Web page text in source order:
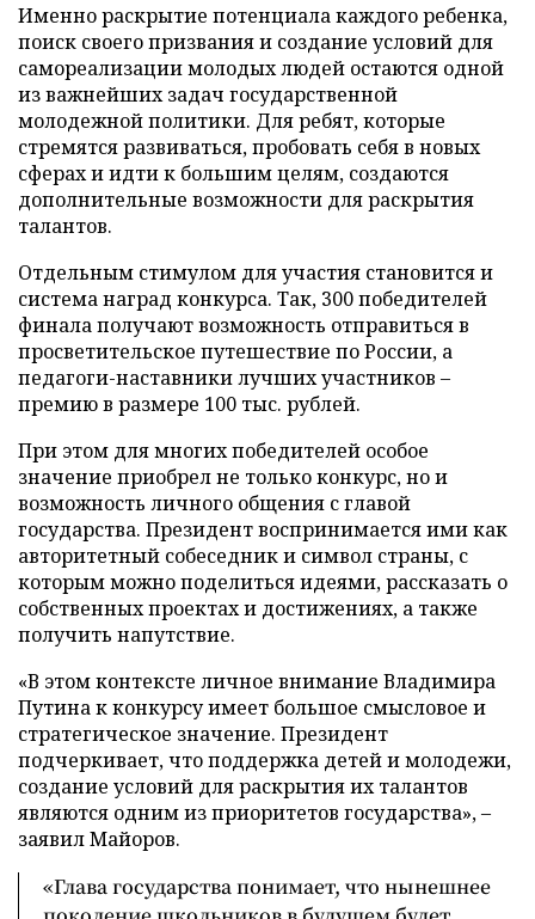
Именно раскрытие потенциала каждого ребенка,
поиск своего призвания и создание условий для
самореализации молодых людей остаются одной
из важнейших задач государственной
молодежной политики. Для ребят, которые
стремятся развиваться, пробовать себя в новых
сферах и идти к большим целям, создаются
дополнительные возможности для раскрытия
талантов.
Отдельным стимулом для участия становится и
система наград конкурса. Так, 300 победителей
финала получают возможность отправиться в
просветительское путешествие по России, а
педагоги-наставники лучших участников –
премию в размере 100 тыс. рублей.
При этом для многих победителей особое
значение приобрел не только конкурс, но и
возможность личного общения с главой
государства. Президент воспринимается ими как
авторитетный собеседник и символ страны, с
которым можно поделиться идеями, рассказать о
собственных проектах и достижениях, а также
получить напутствие.
«В этом контексте личное внимание Владимира
Путина к конкурсу имеет большое смысловое и
стратегическое значение. Президент
подчеркивает, что поддержка детей и молодежи,
создание условий для раскрытия их талантов
являются одним из приоритетов государства», –
заявил Майоров.
«Глава государства понимает, что нынешнее